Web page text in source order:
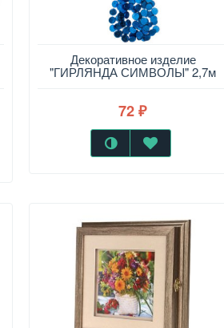
Декоративное изделие
"ГИРЛЯНДА СИМВОЛЫ" 2,7м
72₽